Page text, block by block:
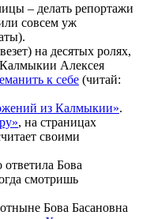
– делать репортажи
совсем уж
на десятых ролях,
Калмыкии Алексея
к себе (читай:
из Калмыкии».
, на страницах
своими
Бова
смотришь
Бова Басановна